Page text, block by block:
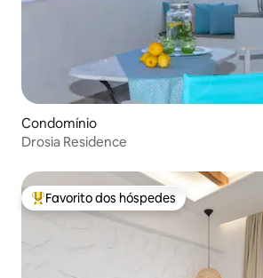
Condomínio
Drosia Residence
Favoritos dos hóspedes mais apreciados
Favorito dos hóspedes